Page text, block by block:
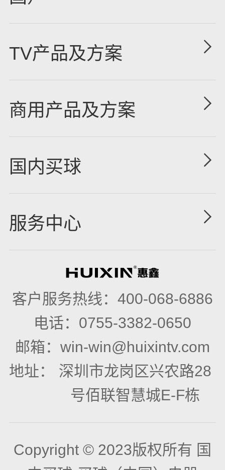
客户服务热线： 400-068-6886
电话： 0755-3382-0650
邮箱： win-win@huixintv.com
地址：
深圳市龙岗区兴农路28
号佰联智慧城E-F栋
企业历程
企业案例
合作伙伴
人才招聘
TV产品及方案
X5款酒店机系列
X3款酒店机系列
派对房拼接系列
商用产品及方案
立式广告机系列
云信发系统
国内买球
公司展会
新品发布
服务中心
下载中心
联系我们
Copyright © 2023版权所有 国